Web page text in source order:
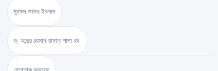
মুহম্মদ জাফর ইকবাল
ড. আব্দুর রহমান রাফাত পাশা রহ.